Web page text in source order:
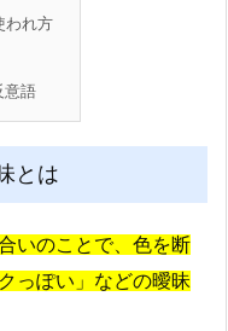
われ方
意語
とは
いのことで、色を断
っぽい」などの曖昧